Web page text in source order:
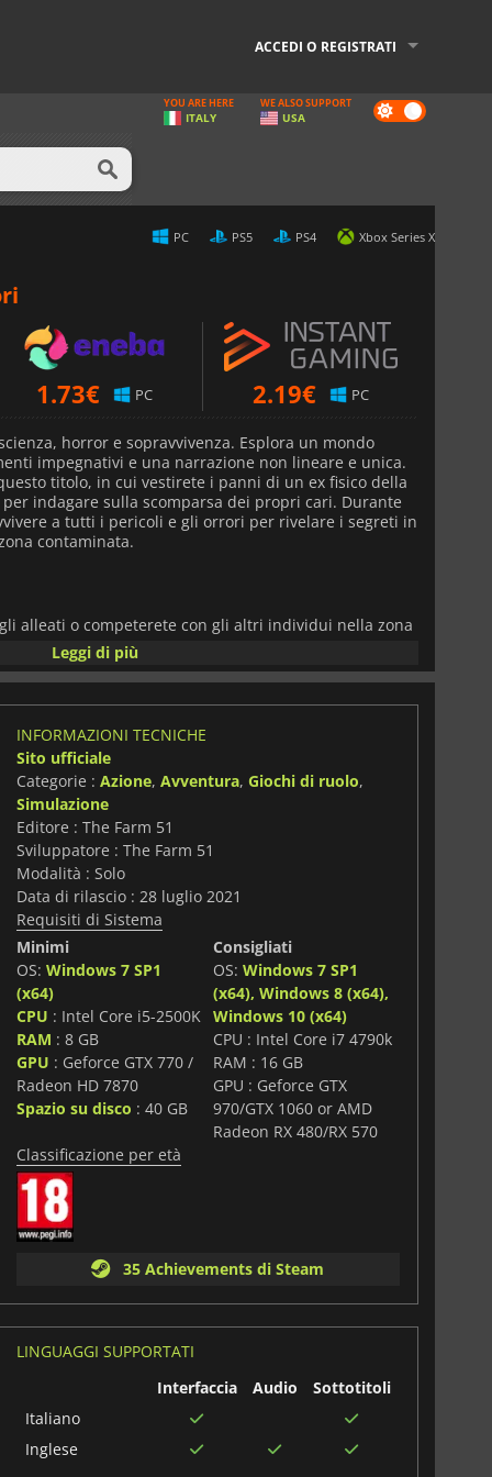
ACCEDI O REGISTRATI
Dark
mode
YOU ARE HERE
ITALY
WE ALSO SUPPORT
USA
PC PS5 PS4 Xbox Series X
1.73€ PC 2.19€ PC
horror e sopravvivenza. Esplora un mondo
impegnativi e una narrazione non lineare e unica.
titolo, in cui vestirete i panni di un ex fisico della
indagare sulla scomparsa dei propri cari. Durante
a tutti i pericoli e gli orrori per rivelare i segreti in
contaminata.
alleati o competerete con gli altri individui nella zona
vostra vita è in pericolo costante, ed è necessario
dal rischio. Ogni decisione che prendete
quello dei vostri compagni. Si può prendere tempo
morendo, i rifornimenti stanno finendo e potreste
equipaggiamento e le armi per proteggervi. Ci sono
in agguato nel buio, e minacce che non
di tenere alta la guardia. Decidete cosa succede
la verità o evitatela del tutto. Tutto dipende da voi.
Farm 51,Chernobylite
uscirà nell'autunno 2019.
Leggi di più
INFORMAZIONI TECNICHE
Sito ufficiale
Categorie : Azione, Avventura, Giochi di ruolo,
Simulazione
Editore : The Farm 51
Sviluppatore : The Farm 51
Modalità : Solo
Data di rilascio : 28 luglio 2021
Requisiti di Sistema
Minimi
OS: Windows 7 SP1
(x64)
CPU : Intel Core i5-2500K
RAM : 8 GB
GPU : Geforce GTX 770 /
Radeon HD 7870
Spazio su disco : 40 GB
Consigliati
OS:Windows 7 SP1
(x64), Windows 8 (x64),
Windows 10 (x64)
CPU : Intel Core i7 4790k
RAM : 16 GB
GPU : Geforce GTX
970/GTX 1060 or AMD
Radeon RX 480/RX 570
Classificazione per età
35 Achievements di Steam
LINGUAGGI SUPPORTATI
Interfaccia
Audio
Sottotitoli
Italiano
Inglese